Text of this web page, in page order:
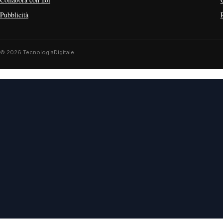
Pubblicità
© 2026 TecnologiaDigitale